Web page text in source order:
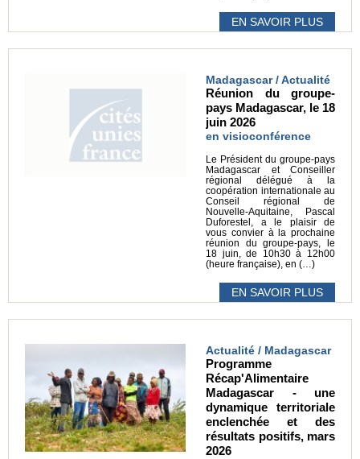
EN SAVOIR PLUS
Madagascar / Actualité
Réunion du groupe-
pays Madagascar, le 18
juin 2026
en visioconférence
Le Président du groupe-pays
Madagascar et Conseiller
régional délégué à la
coopération internationale au
Conseil régional de
Nouvelle-Aquitaine, Pascal
Duforestel, a le plaisir de
vous convier à la prochaine
réunion du groupe-pays, le
18 juin, de 10h30 à 12h00
(heure française), en (…)
EN SAVOIR PLUS
Actualité / Madagascar
Programme
Récap'Alimentaire
Madagascar - une
dynamique territoriale
enclenchée et des
résultats positifs, mars
2026